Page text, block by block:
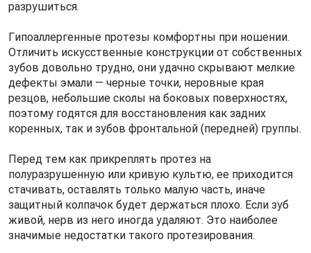
разрушиться.
Гипоаллергенные протезы комфортны при ношении.
Отличить искусственные конструкции от собственных
зубов довольно трудно, они удачно скрывают мелкие
дефекты эмали — черные точки, неровные края
резцов, небольшие сколы на боковых поверхностях,
поэтому годятся для восстановления как задних
коренных, так и зубов фронтальной (передней) группы.
Перед тем как прикреплять протез на
полуразрушенную или кривую культю, ее приходится
стачивать, оставлять только малую часть, иначе
защитный колпачок будет держаться плохо. Если зуб
живой, нерв из него иногда удаляют. Это наиболее
значимые недостатки такого протезирования.